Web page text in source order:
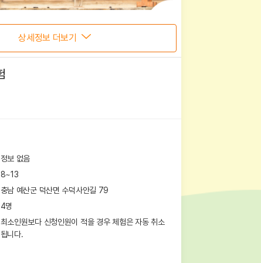
상세정보 더보기
정보 없음
8~13
충남 예산군 덕산면 수덕사안길 79
4명
최소인원보다 신청인원이 적을 경우 체험은 자동 취소
됩니다.